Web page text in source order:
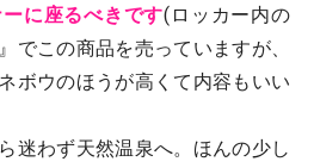
に座るべきです(ロッカー内の
でこの商品を売っていますが、
ボウのほうが高くて内容もいい
迷わず天然温泉へ。ほんの少し